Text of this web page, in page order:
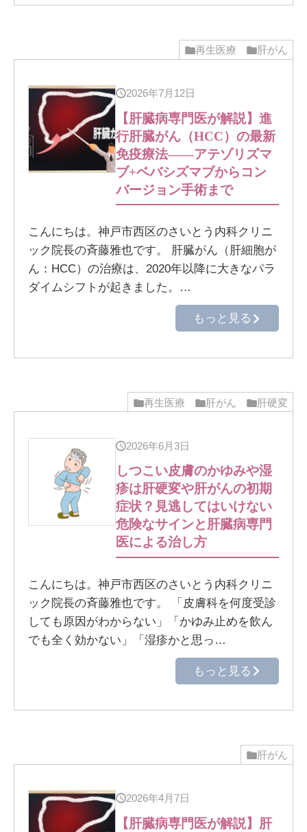
再生医療 肝がん
2026年7月12日
【肝臓病専門医が解説】進
行肝臓がん（HCC）の最新
免疫療法——アテゾリズマ
ブ+ベバシズマブからコン
バージョン手術まで
こんにちは。神戸市西区のさいとう内科クリニ
ック院長の斉藤雅也です。 肝臓がん（肝細胞が
ん：HCC）の治療は、2020年以降に大きなパラ
ダイムシフトが起きました。…
もっと見る
再生医療 肝がん 肝硬変
2026年6月3日
しつこい皮膚のかゆみや湿
疹は肝硬変や肝がんの初期
症状？見逃してはいけない
危険なサインと肝臓病専門
医による治し方
こんにちは。神戸市西区のさいとう内科クリニ
ック院長の斉藤雅也です。 「皮膚科を何度受診
しても原因がわからない」「かゆみ止めを飲ん
でも全く効かない」「湿疹かと思っ…
もっと見る
肝がん
2026年4月7日
【肝臓病専門医が解説】肝